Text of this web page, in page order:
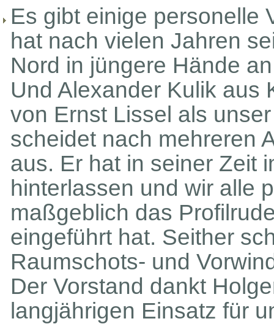
Es gibt einige personelle
hat nach vielen Jahren
Nord in jüngere Hände
Und Alexander Kulik aus
von Ernst Lissel als
scheidet nach mehreren
aus. Er hat in seiner Zeit
hinterlassen und wir alle
maßgeblich das
eingeführt hat. Seither
Raumschots- und
Der Vorstand dankt
langjährigen Einsatz für